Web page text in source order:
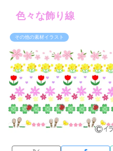
色々な飾り線
その他の素材イラスト